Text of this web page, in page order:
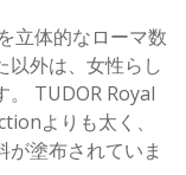
立体的なローマ数
以外は、女性らし
。 TUDOR Royal
よりも太く、
塗布されていま